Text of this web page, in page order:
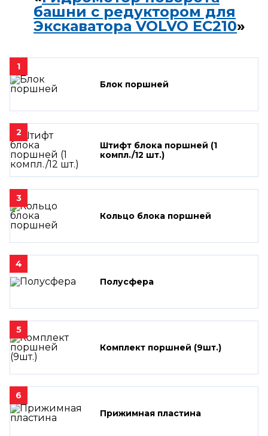
башни с редуктором для
Экскаватора VOLVO EC210»
1
Блок поршней
2
Штифт блока поршней (1
компл./12 шт.)
3
Кольцо блока поршней
4
Полусфера
5
Комплект поршней (9шт.)
6
Прижимная пластина